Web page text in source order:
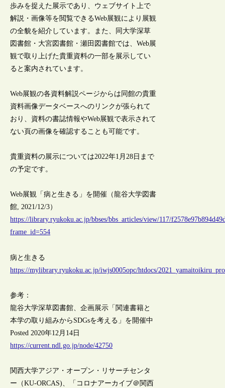
歩みを捉えた展示であり、ウェブサイト上で
解説・画像等を閲覧できるWeb展観により展観
の全貌を紹介しています。また、同大学深草
図書館・大宮図書館・瀬田図書館では、Web展
観で取り上げた貴重資料の一部を展示してい
ると案内されています。
Web展観の各資料解説ページからは同館の貴重
資料画像データベースへのリンクが張られて
おり、資料の書誌情報やWeb展観で表示されて
ない頁の画像を確認することも可能です。
貴重資料の展示については2022年1月28日まで
の予定です。
Web展観「病と生きる」を開催（龍谷大学図書
館, 2021/12/3）
https://library.ryukoku.ac.jp/bbses/bbs_articles/view/117/
frame_id=554
病と生きる
https://mylibrary.ryukoku.ac.jp/iwjs0005opc/htdocs/
参考：
龍谷大学深草図書館、企画展示「関連書籍と
本学の取り組みからSDGsを考える」を開催中
Posted 2020年12月14日
https://current.ndl.go.jp/node/42750
関西大学アジア・オープン・リサーチセンタ
ー（KU-ORCAS)、「コロナアーカイブ＠関西